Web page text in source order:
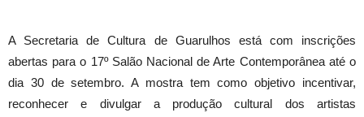
A Secretaria de Cultura de Guarulhos está com inscrições
abertas para o 17º Salão Nacional de Arte Contemporânea até o
dia 30 de setembro. A mostra tem como objetivo incentivar,
reconhecer e divulgar a produção cultural dos artistas